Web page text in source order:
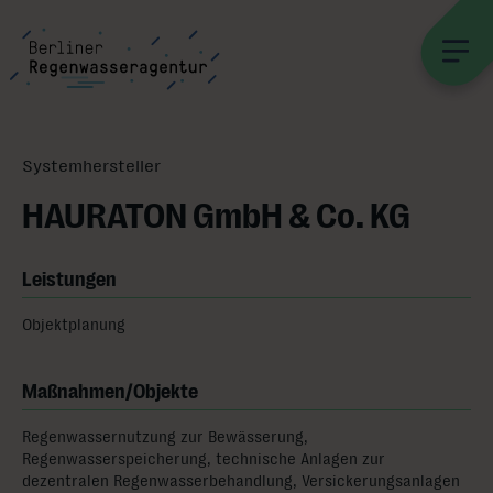
Systemhersteller
HAURATON GmbH & Co. KG
Leistungen
Objektplanung
Maßnahmen/Objekte
Regenwassernutzung zur Bewässerung,
Regenwasserspeicherung, technische Anlagen zur
dezentralen Regenwasserbehandlung, Versickerungsanlagen